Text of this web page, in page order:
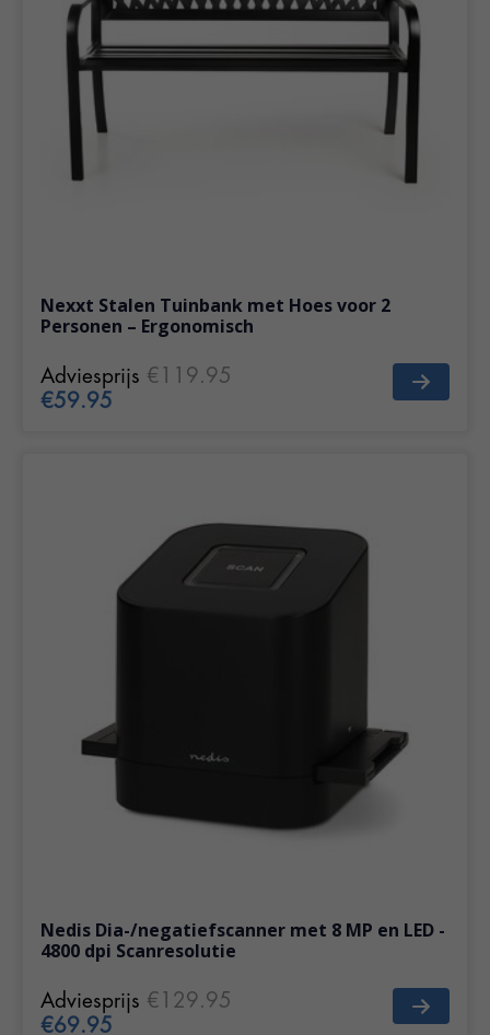
Nexxt Stalen Tuinbank met Hoes voor 2
Personen – Ergonomisch
Adviesprijs €119.95
€59.95
Nedis Dia-/negatiefscanner met 8 MP en LED -
4800 dpi Scanresolutie
Adviesprijs €129.95
€69.95